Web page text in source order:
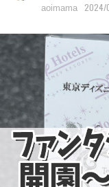
aoimama 2024/